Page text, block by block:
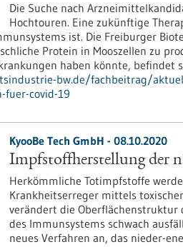
Die Suche nach
Hochtouren. Eine zukünftige
ist. Die Freiburger
Protein in Mooszellen zu
haben könnte, befindet
bw.de/fachbeitrag/
fuer-covid-19
KyooBe Tech GmbH - 08.10.2020
Impfstoffherstellung der
Herkömmliche Totimpfstoffe
Krankheitserreger mittels
verändert die Oberflächenstruktur
des Immunsystems schwach
neues Verfahren an, das nieder-